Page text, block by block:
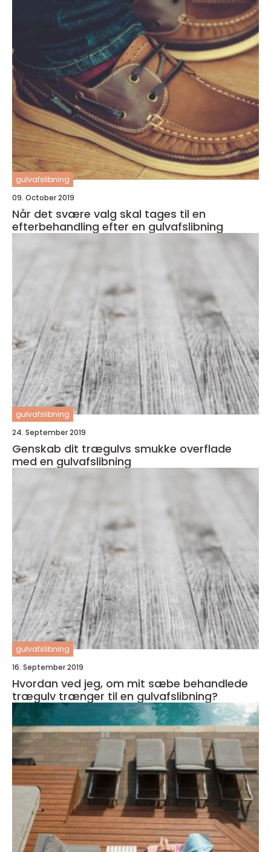
gulvafslibning
09. October 2019
Når det svære valg skal tages til en
efterbehandling efter en gulvafslibning
gulvafslibning
24. September 2019
Genskab dit trægulvs smukke overflade
med en gulvafslibning
gulvafslibning
16. September 2019
Hvordan ved jeg, om mit sæbe behandlede
trægulv trænger til en gulvafslibning?